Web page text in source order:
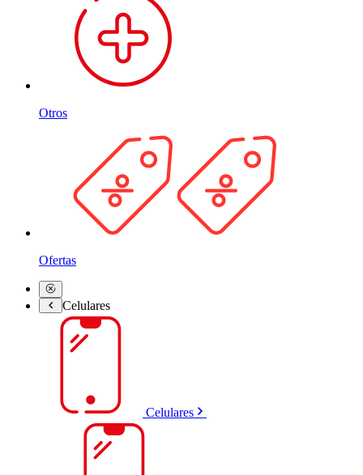
Otros
Ofertas
Celulares
Celulares